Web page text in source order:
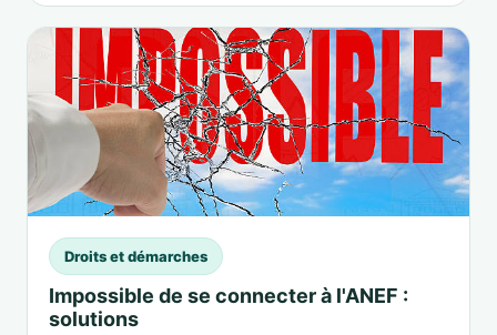
Droits et démarches
Impossible de se connecter à l'ANEF :
solutions